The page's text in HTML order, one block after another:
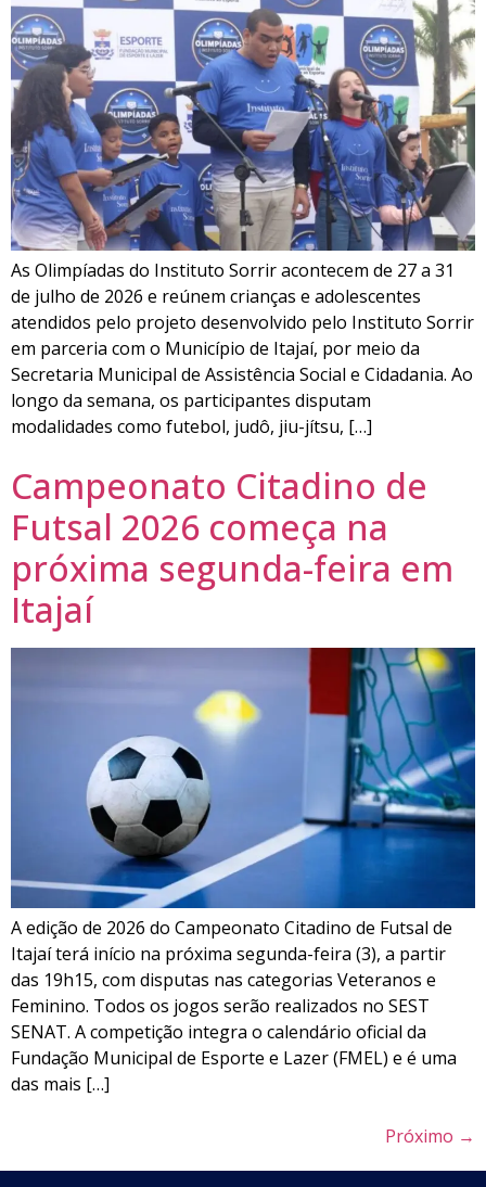
As Olimpíadas do Instituto Sorrir acontecem de 27 a 31
de julho de 2026 e reúnem crianças e adolescentes
atendidos pelo projeto desenvolvido pelo Instituto Sorrir
em parceria com o Município de Itajaí, por meio da
Secretaria Municipal de Assistência Social e Cidadania. Ao
longo da semana, os participantes disputam
modalidades como futebol, judô, jiu-jítsu, […]
Campeonato Citadino de
Futsal 2026 começa na
próxima segunda-feira em
Itajaí
A edição de 2026 do Campeonato Citadino de Futsal de
Itajaí terá início na próxima segunda-feira (3), a partir
das 19h15, com disputas nas categorias Veteranos e
Feminino. Todos os jogos serão realizados no SEST
SENAT. A competição integra o calendário oficial da
Fundação Municipal de Esporte e Lazer (FMEL) e é uma
das mais […]
Próximo →